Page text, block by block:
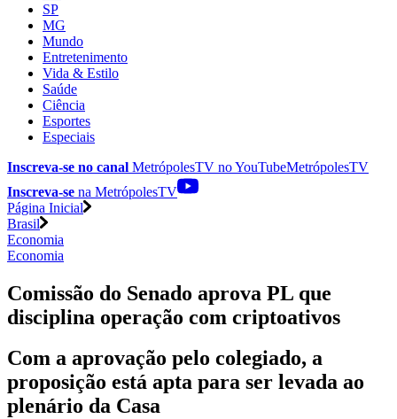
SP
MG
Mundo
Entretenimento
Vida & Estilo
Saúde
Ciência
Esportes
Especiais
Inscreva-se no canal MetrópolesTV noYouTubeMetrópolesTV
Inscreva-se na MetrópolesTV
Página Inicial
Brasil
Economia
Economia
Comissão do Senado aprova PL que
disciplina operação com criptoativos
Com a aprovação pelo colegiado, a
proposição está apta para ser levada ao
plenário da Casa